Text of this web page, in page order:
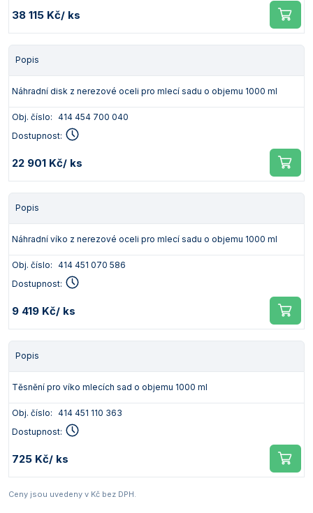
38 115 Kč/ ks
Popis
Náhradní disk z nerezové oceli pro mlecí sadu o objemu 1000 ml
Obj. číslo: 414 454 700 040
Dostupnost:
22 901 Kč/ ks
Popis
Náhradní víko z nerezové oceli pro mlecí sadu o objemu 1000 ml
Obj. číslo: 414 451 070 586
Dostupnost:
9 419 Kč/ ks
Popis
Těsnění pro víko mlecích sad o objemu 1000 ml
Obj. číslo: 414 451 110 363
Dostupnost:
725 Kč/ ks
Ceny jsou uvedeny v Kč bez DPH.